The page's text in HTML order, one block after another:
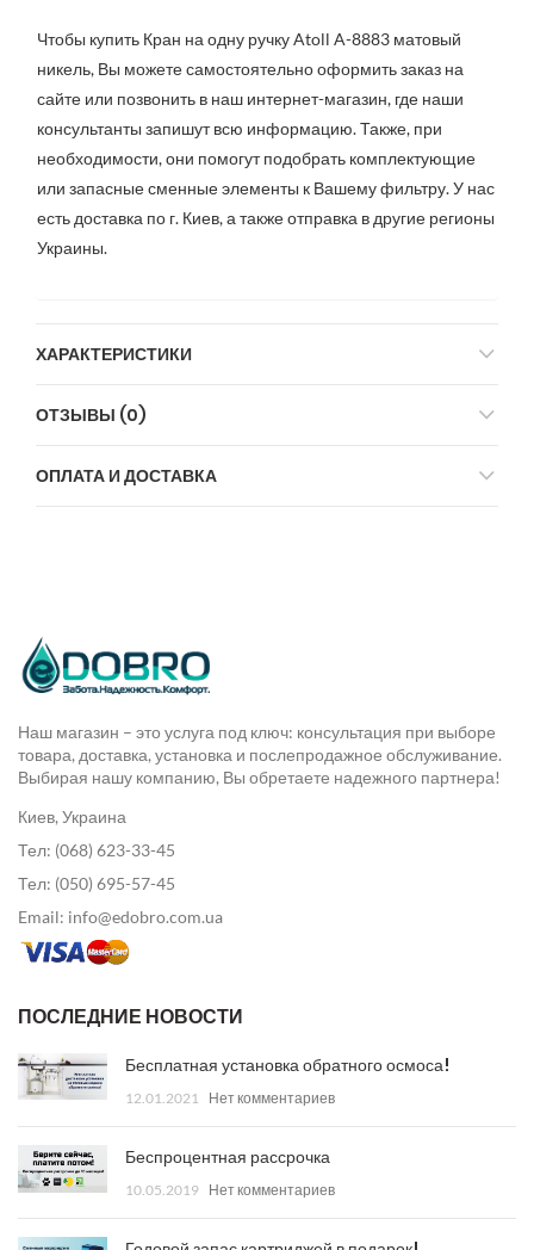
Чтобы купить Кран на одну ручку Atoll A-8883 матовый
никель, Вы можете самостоятельно оформить заказ на
сайте или позвонить в наш интернет-магазин, где наши
консультанты запишут всю информацию. Также, при
необходимости, они помогут подобрать комплектующие
или запасные сменные элементы к Вашему фильтру. У нас
есть доставка по г. Киев, а также отправка в другие регионы
Украины.
ХАРАКТЕРИСТИКИ
ОТЗЫВЫ (0)
ОПЛАТА И ДОСТАВКА
Наш магазин – это услуга под ключ: консультация при выборе
товара, доставка, установка и послепродажное обслуживание.
Выбирая нашу компанию, Вы обретаете надежного партнера!
Киев, Украина
Тел: (068) 623-33-45
Тел: (050) 695-57-45
Email: info@edobro.com.ua
ПОСЛЕДНИЕ НОВОСТИ
Бесплатная установка обратного осмоса!
12.01.2021 Нет комментариев
Беспроцентная рассрочка
10.05.2019 Нет комментариев